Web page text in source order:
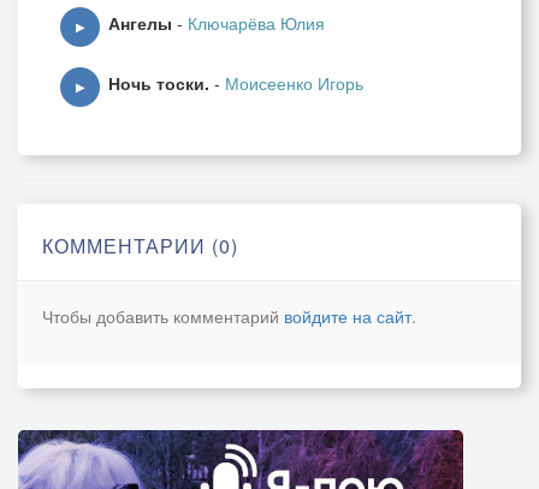
▶ Ангелы - Ключарёва Юлия
▶ Ночь тоски. - Моисеенко Игорь
КОММЕНТАРИИ (0)
Чтобы добавить комментарий войдите на сайт.